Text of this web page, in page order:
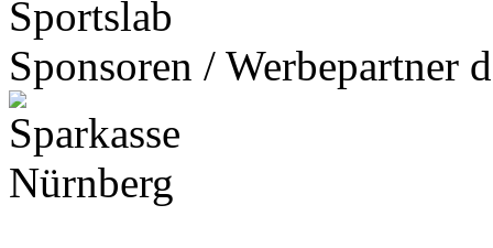
Sponsoren / Werbepartner